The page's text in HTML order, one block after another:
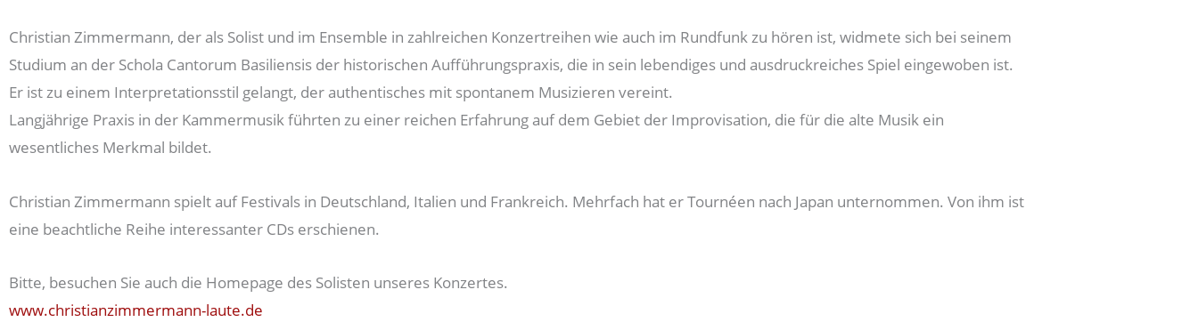
Christian Zimmermann, der als Solist und im Ensemble in zahlreichen Konzertreihen wie auch im Rundfunk zu hören ist, widmete sich bei seinem
Studium an der Schola Cantorum Basiliensis der historischen Aufführungspraxis, die in sein lebendiges und ausdruckreiches Spiel eingewoben ist.
Er ist zu einem Interpretationsstil gelangt, der authentisches mit spontanem Musizieren vereint.
Langjährige Praxis in der Kammermusik führten zu einer reichen Erfahrung auf dem Gebiet der Improvisation, die für die alte Musik ein
wesentliches Merkmal bildet.
Christian Zimmermann spielt auf Festivals in Deutschland, Italien und Frankreich. Mehrfach hat er Tournéen nach Japan unternommen. Von ihm ist
eine beachtliche Reihe interessanter CDs erschienen.
Bitte, besuchen Sie auch die Homepage des Solisten unseres Konzertes.
www.christianzimmermann-laute.de